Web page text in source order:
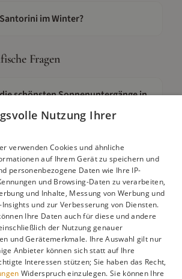
im Winter?
Fragen
schönsten Sonnenuntergänge in
beste Zeit zum Wandern in
beste Zeit für Bootstouren in
Nutzung Ihrer
verwenden Cookies und ähnliche
auf Ihrem Gerät zu speichern und
personenbezogene Daten wie Ihre IP-
und Browsing-Daten zu verarbeiten,
und Inhalte, Messung von Werbung und
und zur Verbesserung von Diensten.
Ihre Daten auch für diese und andere
der Nutzung genauer
und Gerätemerkmale. Ihre Auswahl gilt nur
Anbieter können sich statt auf Ihre
Interessen stützen; Sie haben das Recht,
Widerspruch einzulegen. Sie können Ihre